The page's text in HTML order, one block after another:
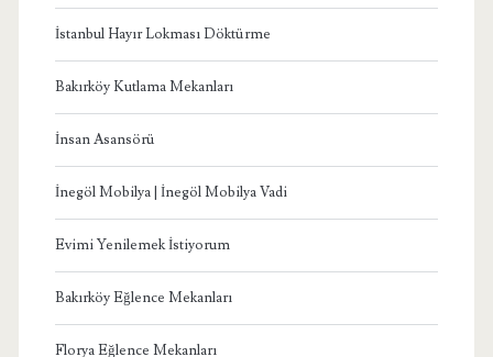
İstanbul Hayır Lokması Döktürme
Bakırköy Kutlama Mekanları
İnsan Asansörü
İnegöl Mobilya | İnegöl Mobilya Vadi
Evimi Yenilemek İstiyorum
Bakırköy Eğlence Mekanları
Florya Eğlence Mekanları